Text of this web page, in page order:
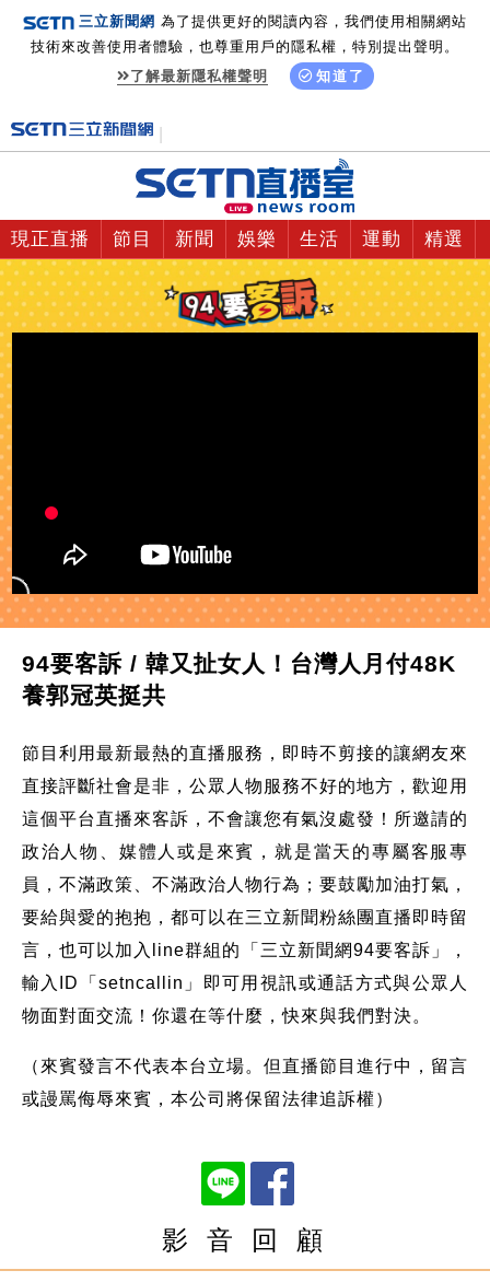
三立新聞網 為了提供更好的閱讀內容，我們使用相關網站
技術來改善使用者體驗，也尊重用戶的隱私權，特別提出聲明。
了解最新隱私權聲明
知道了
現正直播 節目 新聞 娛樂 生活 運動 精選
94要客訴 / 韓又扯女人！台灣人月付48K
養郭冠英挺共
節目利用最新最熱的直播服務，即時不剪接的讓網友來
直接評斷社會是非，公眾人物服務不好的地方，歡迎用
這個平台直播來客訴，不會讓您有氣沒處發！所邀請的
政治人物、媒體人或是來賓，就是當天的專屬客服專
員，不滿政策、不滿政治人物行為；要鼓勵加油打氣，
要給與愛的抱抱，都可以在三立新聞粉絲團直播即時留
言，也可以加入line群組的「三立新聞網94要客訴」，
輸入ID「setncallin」即可用視訊或通話方式與公眾人
物面對面交流！你還在等什麼，快來與我們對決。
（來賓發言不代表本台立場。但直播節目進行中，留言
或謾罵侮辱來賓，本公司將保留法律追訴權）
影 音 回 顧